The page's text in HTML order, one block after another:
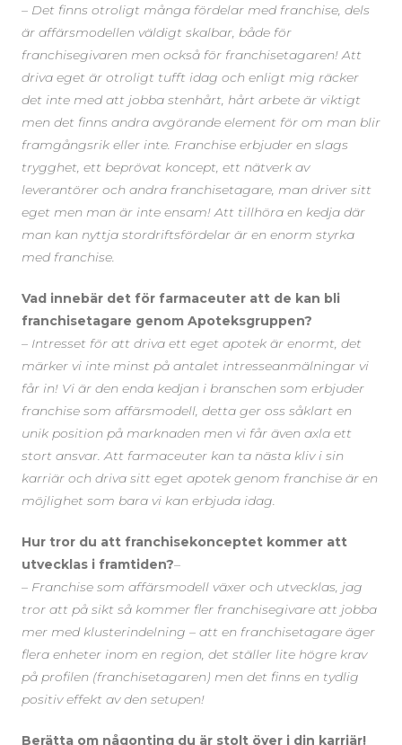
– Det finns otroligt många fördelar med franchise, dels
är affärsmodellen väldigt skalbar, både för
franchisegivaren men också för franchisetagaren! Att
driva eget är otroligt tufft idag och enligt mig räcker
det inte med att jobba stenhårt, hårt arbete är viktigt
men det finns andra avgörande element för om man blir
framgångsrik eller inte. Franchise erbjuder en slags
trygghet, ett beprövat koncept, ett nätverk av
leverantörer och andra franchisetagare, man driver sitt
eget men man är inte ensam! Att tillhöra en kedja där
man kan nyttja stordriftsfördelar är en enorm styrka
med franchise.
Vad innebär det för farmaceuter att de kan bli
franchisetagare genom Apoteksgruppen?
– Intresset för att driva ett eget apotek är enormt, det
märker vi inte minst på antalet intresseanmälningar vi
får in! Vi är den enda kedjan i branschen som erbjuder
franchise som affärsmodell, detta ger oss såklart en
unik position på marknaden men vi får även axla ett
stort ansvar. Att farmaceuter kan ta nästa kliv i sin
karriär och driva sitt eget apotek genom franchise är en
möjlighet som bara vi kan erbjuda idag.
Hur tror du att franchisekonceptet kommer att
utvecklas i framtiden?–
– Franchise som affärsmodell växer och utvecklas, jag
tror att på sikt så kommer fler franchisegivare att jobba
mer med klusterindelning – att en franchisetagare äger
flera enheter inom en region, det ställer lite högre krav
på profilen (franchisetagaren) men det finns en tydlig
positiv effekt av den setupen!
Berätta om någonting du är stolt över i din karriär!